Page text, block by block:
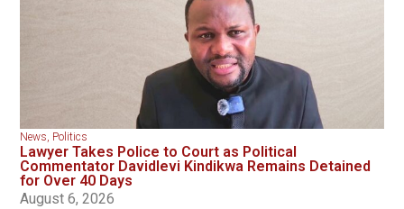
News, Politics
Lawyer Takes Police to Court as Political
Commentator Davidlevi Kindikwa Remains Detained
for Over 40 Days
August 6, 2026